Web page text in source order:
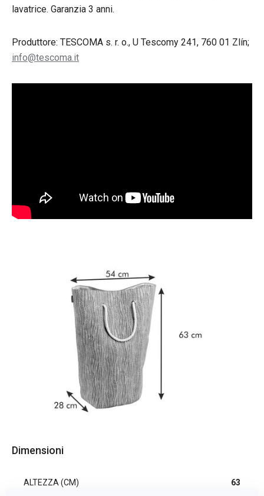
lavatrice. Garanzia 3 anni.
Produttore: TESCOMA s. r. o., U Tescomy 241, 760 01 Zlín;
info@tescoma.it
Dimensioni
ALTEZZA (CM) 63